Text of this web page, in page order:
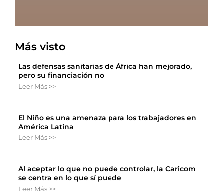
Más visto
Las defensas sanitarias de África han mejorado,
pero su financiación no
Leer Más >>
El Niño es una amenaza para los trabajadores en
América Latina
Leer Más >>
Al aceptar lo que no puede controlar, la Caricom
se centra en lo que sí puede
Leer Más >>